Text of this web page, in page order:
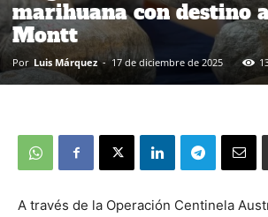
marihuana con destino
Montt
Por Luis Márquez - 17 de diciembre de 2025
A través de la Operación Centinela